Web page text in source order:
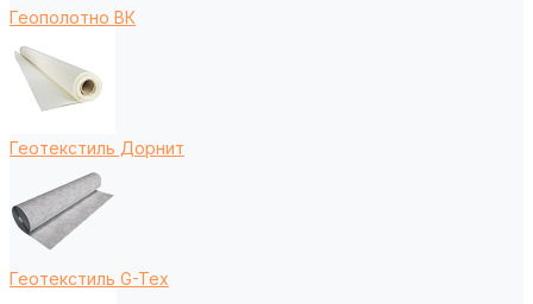
Геополотно ВК
Геотекстиль Дорнит
Геотекстиль G-Tex